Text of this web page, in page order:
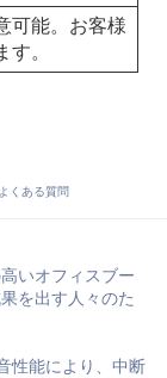
可能。お客様
。
よくある質問
いオフィスブー
を出す人々のた
性能により、中断